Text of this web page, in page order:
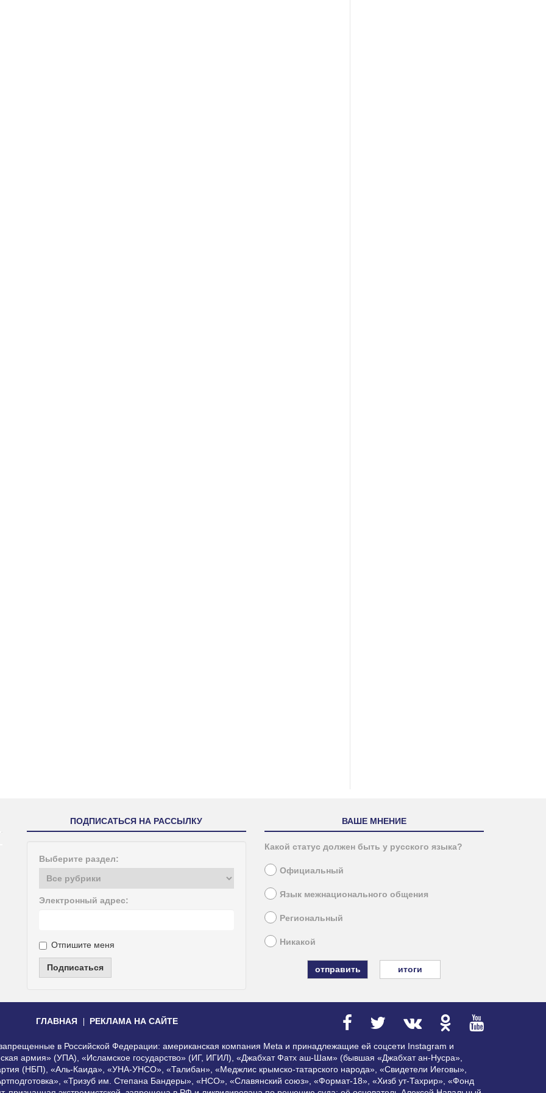
ПОДПИСАТЬСЯ НА РАССЫЛКУ
Выберите раздел:
Электронный адрес:
Отпишите меня
Подписаться
ВАШЕ МНЕНИЕ
Какой статус должен быть у русского языка?
Официальный
Язык межнационального общения
Региональный
Никакой
итоги
ГЛАВНАЯ РЕКЛАМА НА САЙТЕ
запрещенные в Российской Федерации: американская компания Meta и принадлежащие ей соцсети Instagram и
армия» (УПА), «Исламское государство» (ИГ, ИГИЛ), «Джабхат Фатх аш-Шам» (бывшая «Джабхат ан-Нусра»,
(НБП), «Аль-Каида», «УНА-УНСО», «Талибан», «Меджлис крымско-татарского народа», «Свидетели Иеговы»,
«Тризуб им. Степана Бандеры», «НСО», «Славянский союз», «Формат-18», «Хизб ут-Тахрир», «Фонд